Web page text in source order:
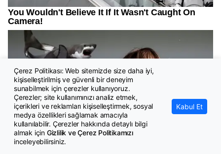
Çerez Politikası: Web sitemizde size daha iyi,
kişiselleştirilmiş ve güvenli bir deneyim
sunabilmek için çerezler kullanıyoruz.
Çerezler; site kullanımınızı analiz etmek,
içerikleri ve reklamları kişiselleştirmek, sosyal
medya özellikleri sağlamak amacıyla
kullanılabilir. Çerezler hakkında detaylı bilgi
almak için Gizlilik ve Çerez Politikamızı
inceleyebilirsiniz.
Kabul Et